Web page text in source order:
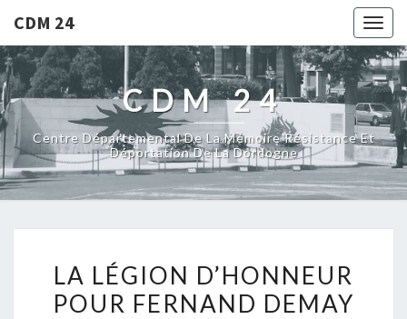
CDM 24
CDM 24
Centre Départemental De La Mémoire Résistance Et
Déportation De La Dordogne
LA LÉGION D’HONNEUR
POUR FERNAND DEMAY